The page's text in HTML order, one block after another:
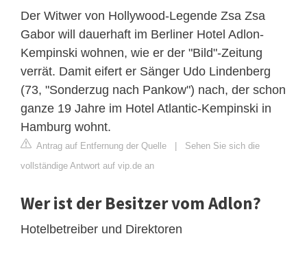
Der Witwer von Hollywood-Legende Zsa Zsa
Gabor will dauerhaft im Berliner Hotel Adlon-
Kempinski wohnen, wie er der "Bild"-Zeitung
verrät. Damit eifert er Sänger Udo Lindenberg
(73, "Sonderzug nach Pankow") nach, der schon
ganze 19 Jahre im Hotel Atlantic-Kempinski in
Hamburg wohnt.
Antrag auf Entfernung der Quelle | Sehen Sie sich die
vollständige Antwort auf vip.de an
Wer ist der Besitzer vom Adlon?
Hotelbetreiber und Direktoren